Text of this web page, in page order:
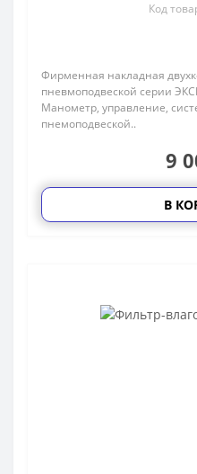
Код
Фирменная накладная
пневмоподвеской серии
Манометр, управление,
пнемоподвеской..
9
В